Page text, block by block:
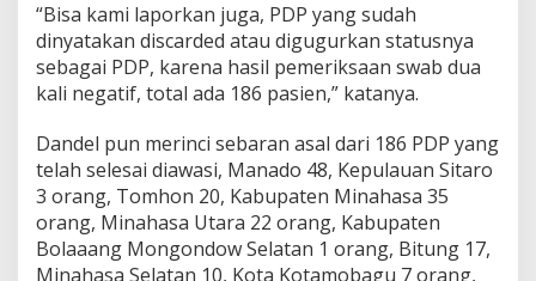
“Bisa kami laporkan juga, PDP yang sudah
dinyatakan discarded atau digugurkan statusnya
sebagai PDP, karena hasil pemeriksaan swab dua
kali negatif, total ada 186 pasien,” katanya.
Dandel pun merinci sebaran asal dari 186 PDP yang
telah selesai diawasi, Manado 48, Kepulauan Sitaro
3 orang, Tomhon 20, Kabupaten Minahasa 35
orang, Minahasa Utara 22 orang, Kabupaten
Bolaaang Mongondow Selatan 1 orang, Bitung 17,
Minahasa Selatan 10, Kota Kotamobagu 7 orang,